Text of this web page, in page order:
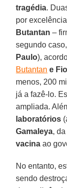
tragédia.
por
Butantan –
segundo
Paulo),
Butantan e
menos, 200
já a fazê-lo.
ampliada.
laboratórios
Gamaleya, da
vacina ao
No entanto,
sendo